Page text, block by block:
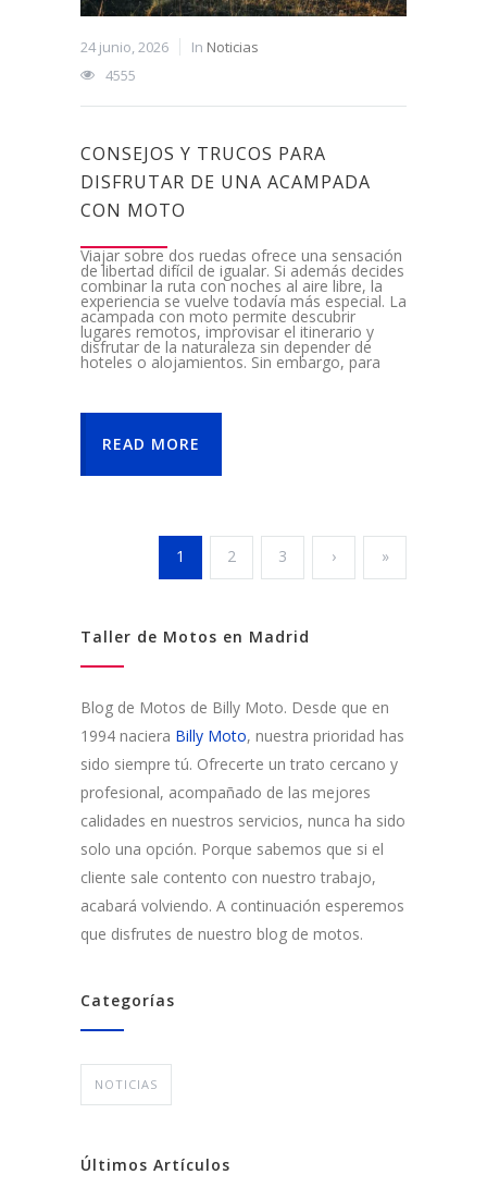
24 junio, 2026 In Noticias
4555
CONSEJOS Y TRUCOS PARA
DISFRUTAR DE UNA ACAMPADA
CON MOTO
Viajar sobre dos ruedas ofrece una sensación
de libertad difícil de igualar. Si además decides
combinar la ruta con noches al aire libre, la
experiencia se vuelve todavía más especial. La
acampada con moto permite descubrir
lugares remotos, improvisar el itinerario y
disfrutar de la naturaleza sin depender de
hoteles o alojamientos. Sin embargo, para
READ MORE
1 2 3 › »
Taller de Motos en Madrid
Blog de Motos de Billy Moto. Desde que en
1994 naciera Billy Moto, nuestra prioridad has
sido siempre tú. Ofrecerte un trato cercano y
profesional, acompañado de las mejores
calidades en nuestros servicios, nunca ha sido
solo una opción. Porque sabemos que si el
cliente sale contento con nuestro trabajo,
acabará volviendo. A continuación esperemos
que disfrutes de nuestro blog de motos.
Categorías
NOTICIAS
Últimos Artículos